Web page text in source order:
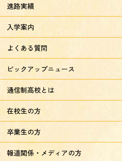
進路実績
入学案内
よくある質問
ピックアップニュース
通信制高校とは
在校生の方
卒業生の方
報道関係・メディアの方